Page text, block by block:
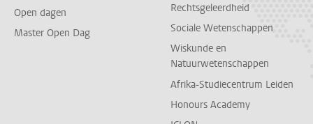
Open dagen
Master Open Dag
Rechtsgeleerdheid
Sociale Wetenschappen
Wiskunde en
Natuurwetenschappen
Afrika-Studiecentrum Leiden
Honours Academy